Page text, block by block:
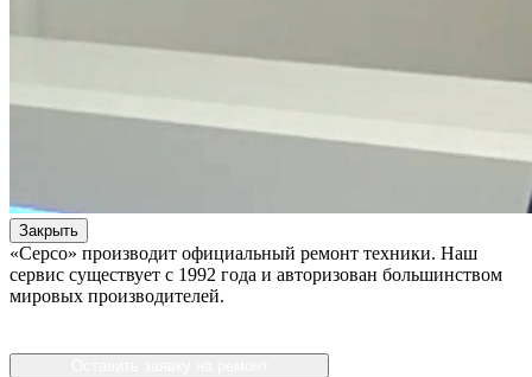
Закрыть
«Серсо» производит официальный ремонт техники. Наш
сервис существует с 1992 года и авторизован большинством
мировых производителей.